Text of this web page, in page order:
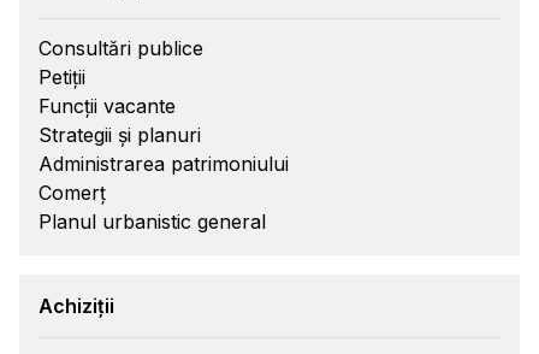
Consultări publice
Petiții
Funcții vacante
Strategii și planuri
Administrarea patrimoniului
Comerț
Planul urbanistic general
Achiziții